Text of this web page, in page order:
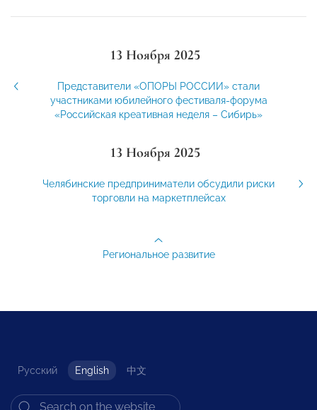
13 Ноября 2025
Представители «ОПОРЫ РОССИИ» стали
участниками юбилейного фестиваля-форума
«Российская креативная неделя – Сибирь»
13 Ноября 2025
Челябинские предприниматели обсудили риски
торговли на маркетплейсах
Региональное развитие
Русский English 中文